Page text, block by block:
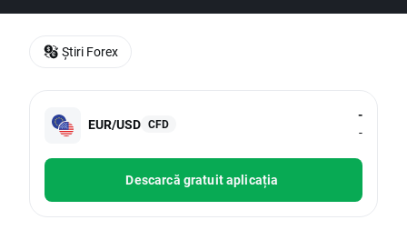
EUR/USD CFD
-
-
Descarcă gratuit aplicația
Știri Forex